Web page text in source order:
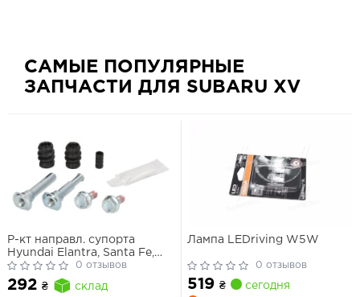
САМЫЕ ПОПУЛЯРНЫЕ
ЗАПЧАСТИ ДЛЯ SUBARU XV
Р-кт направл. супорта
Hyundai Elantra, Santa Fe,
Sonata, Tucson /Kia Cerato,
Magentis /Nissan Almera,
Juke, Micra /Subaru Forester,
0 отзывов
292 ₴ склад
Лампа LEDriving W5W
0 отзывов
519 ₴
сегодня